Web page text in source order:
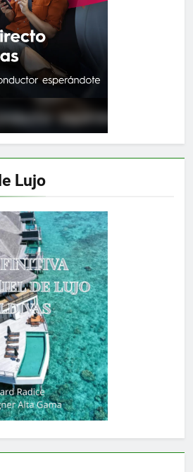
Lujo